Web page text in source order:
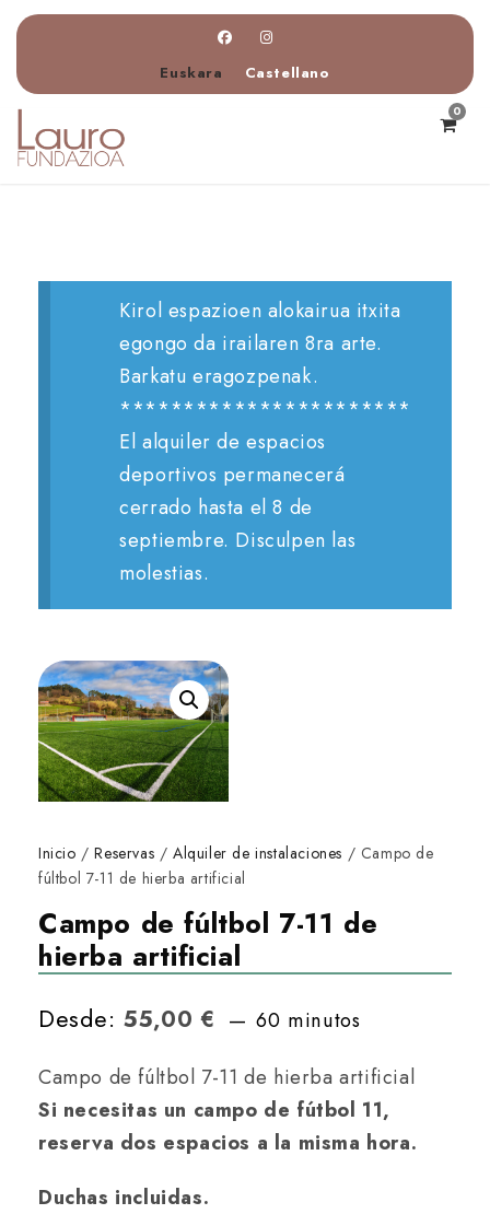
Euskara Castellano
0
Kirol espazioen alokairua itxita
egongo da irailaren 8ra arte.
Barkatu eragozpenak.
***********************
El alquiler de espacios
deportivos permanecerá
cerrado hasta el 8 de
septiembre. Disculpen las
molestias.
Inicio /Reservas /Alquiler de instalaciones / Campo de
fúltbol 7-11 de hierba artificial
Campo de fúltbol 7-11 de
hierba artificial
Desde:55,00 € 60 minutos
Campo de fúltbol 7-11 de hierba artificial
Si necesitas un campo de fútbol 11,
reserva dos espacios a la misma hora.
Duchas incluidas.